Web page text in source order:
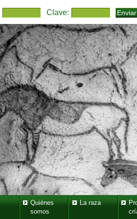
Clave:
Quiénes
somos
La raza